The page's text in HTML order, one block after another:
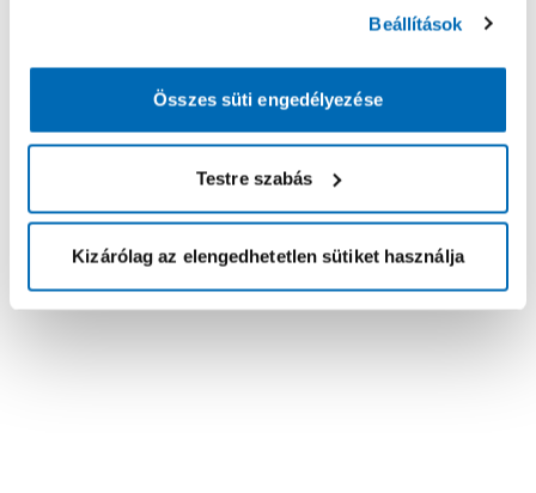
Beállítások
Összes süti engedélyezése
Testre szabás
Kizárólag az elengedhetetlen sütiket használja